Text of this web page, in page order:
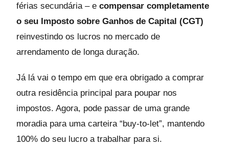
férias secundária – e compensar completamente
o seu Imposto sobre Ganhos de Capital (CGT)
reinvestindo os lucros no mercado de
arrendamento de longa duração.
Já lá vai o tempo em que era obrigado a comprar
outra residência principal para poupar nos
impostos. Agora, pode passar de uma grande
moradia para uma carteira “buy-to-let”, mantendo
100% do seu lucro a trabalhar para si.